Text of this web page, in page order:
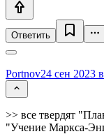
Ответить
Portnov24 сен 2023
>> все твердят
"Учение Маркса-